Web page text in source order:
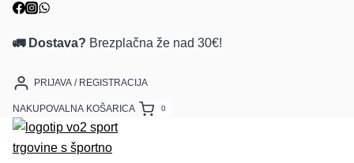
Skip
content
🚛 Dostava? Brezplačna že nad 30€!
PRIJAVA / REGISTRACIJA
NAKUPOVALNA KOŠARICA 0